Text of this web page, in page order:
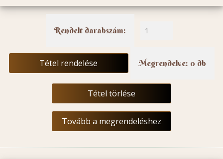
Rendelt darabszám:
Tétel rendelése Megrendelve: 0 db
Tétel törlése
Tovább a megrendeléshez